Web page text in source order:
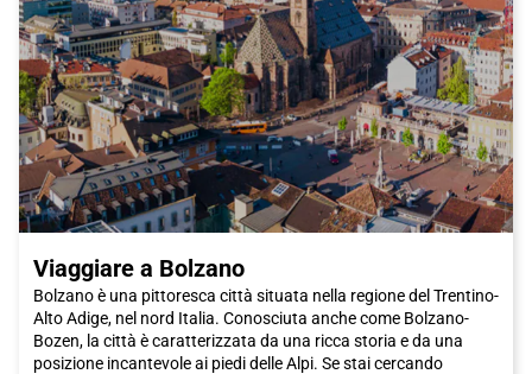
Viaggiare a Bolzano
Bolzano è una pittoresca città situata nella regione del Trentino-
Alto Adige, nel nord Italia. Conosciuta anche come Bolzano-
Bozen, la città è caratterizzata da una ricca storia e da una
posizione incantevole ai piedi delle Alpi. Se stai cercando